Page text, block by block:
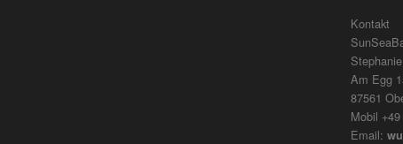
Kontakt
Am Egg
87561
Mobil
Email: